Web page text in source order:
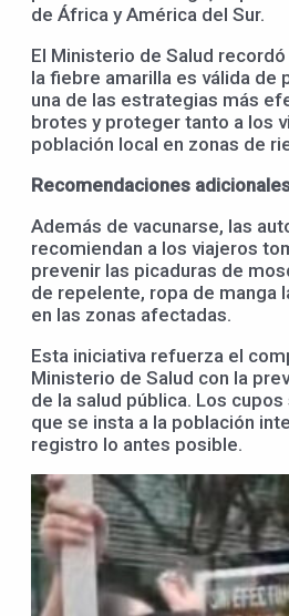
de África y América del Sur.
El Ministerio de Salud
la fiebre amarilla es válida de
una de las estrategias más
brotes y proteger tanto a los
población local en zonas de
Recomendaciones
Además de vacunarse, las
recomiendan a los viajeros
prevenir las picaduras de
de repelente, ropa de manga
en las zonas afectadas.
Esta iniciativa refuerza el
Ministerio de Salud con la
de la salud pública. Los
que se insta a la población
registro lo antes posible.